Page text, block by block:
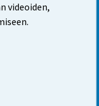
videoiden,